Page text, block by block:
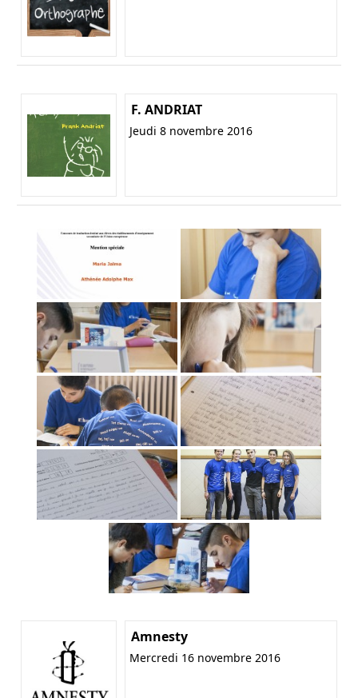
F. ANDRIAT
Jeudi 8 novembre 2016
Amnesty
Mercredi 16 novembre 2016